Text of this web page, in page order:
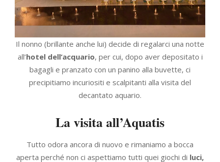
Il nonno (brillante anche lui) decide di regalarci una notte
all’hotel dell’acquario, per cui, dopo aver depositato i
bagagli e pranzato con un panino alla buvette, ci
precipitiamo incuriositi e scalpitanti alla visita del
decantato aquario.
La visita all’Aquatis
Tutto odora ancora di nuovo e rimaniamo a bocca
aperta perché non ci aspettiamo tutti quei giochi di luci,